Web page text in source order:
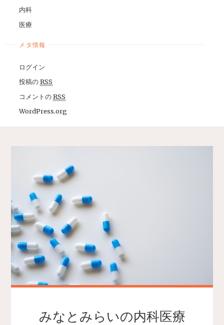
内科
医療
メタ情報
ログイン
投稿のRSS
コメントのRSS
WordPress.org
みなとみらいの内科医療